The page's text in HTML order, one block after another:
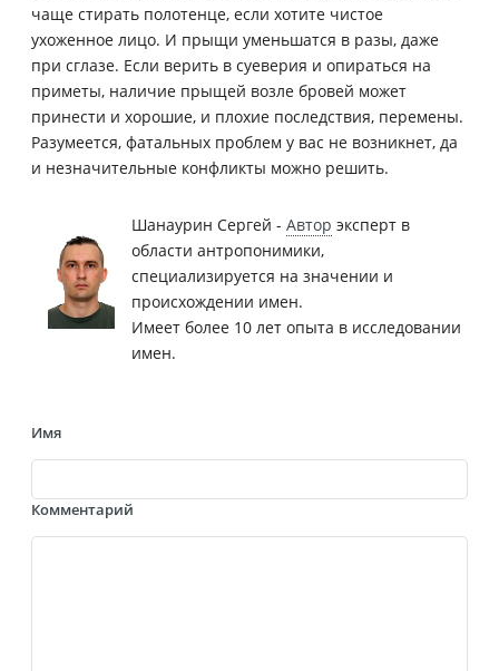
чаще стирать полотенце, если хотите чистое
ухоженное лицо. И прыщи уменьшатся в разы, даже
при сглазе. Если верить в суеверия и опираться на
приметы, наличие прыщей возле бровей может
принести и хорошие, и плохие последствия, перемены.
Разумеется, фатальных проблем у вас не возникнет, да
и незначительные конфликты можно решить.
Шанаурин Сергей - Автор эксперт в
области антропонимики,
специализируется на значении и
происхождении имен.
Имеет более 10 лет опыта в исследовании
имен.
Имя
Комментарий